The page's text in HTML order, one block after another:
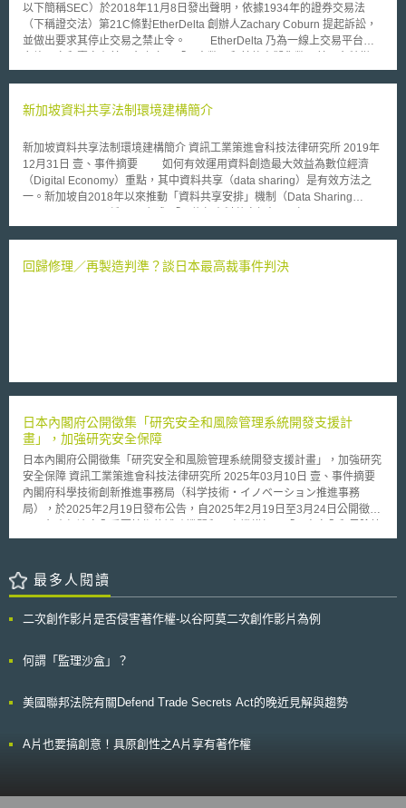
以下簡稱SEC）於2018年11月8日發出聲明，依據1934年的證券交易法
（下稱證交法）第21C條對EtherDelta 創辦人Zachary Coburn 提起訴訟，
並做出要求其停止交易之禁止令。 EtherDelta 乃為一線上交易平台，
有： 提供平台，促成虛擬貨幣交換 EtherDelta之網站提供一線上平台予買
成立之一年半中，其促成了360萬筆訂單。 以智慧合約自動驗證進行交易
易。 提供資訊且對用戶資格未設限 EtherDelta於網站上提供虛擬貨幣之資
訊，以及個別虛擬貨幣之每日交易量，同時於網站上顯示前500筆買方和賣
方之交易資訊，以價格和顏色進行分類。而其對於成為網站用戶之資格並無
限制。 SEC於本案中認為，EtherDelta並未註冊成為證券交易所，卻執
符合證券。由於用戶以金錢購買虛擬貨幣，該金錢投資行為建立共同事業，
判決前利息和罰款。 觀察目前美國對於虛擬貨幣買賣行為之監管，並
無立專法規範，僅以證交法為準則，就個別虛擬貨幣之性質以Howey Test
為檢驗，個案認定是否屬於證券。倘若屬於證券，則對於進行交易之平台課
予證券交易所之責任，而對於虛擬貨幣而言，被認定為證券勢必被課予義務
俾利增加投資人之保障，可能增加公開度及透明度，然其快速籌資之功能亦
可能有所減損，SEC對於虛擬貨幣之監管影響與成效均值得繼續觀察之。另
外，SEC曾於2017年7月25日針對The DAO做出一調查報告，其於報告中
認為證券型之虛擬貨幣需要受到監管，從而本案作為DAO報告之後被裁罰之
虛擬貨幣交易平台首例，有其作為里程碑之重要意義。首先其確立了SEC自
新加坡資料共享法制環境建構簡介
新加坡資料共享法制環境建構簡介 資訊工業策進會科技法律研究所 2019年
12月31日 壹、事件摘要 如何有效運用資料創造最大效益為數位經濟
（Digital Economy）重點，其中資料共享（data sharing）是有效方法之
一。新加坡自2018年以來推動「資料共享安排」機制（Data Sharing
Sharing Framework），建構資料共享環境，帶動國內組織[1]資料經濟發展
（Smart Nation）」以來，即積極鋪設國家數位經濟建設，大數據資料分析
用成本增高並間接造成資料流通產生障礙。因此為因應國家政策與產業需
求，新加坡個人資料保護委員會（Personal Data Protection Commission,
下稱個資委員會）依據個資法第62條所賦予的豁免權（exemption），個人
或組織可在遵循個資委員會訂定的規則下，依照個案給予組織免除個資法部
分規範[4] ，而DSAs機制即是一種[5]。 DSAs是由個資委員會於2018年
設立的沙盒（sandbox）計畫，如組織所進行的共享模式是在特定群體並範
圍具體明確，同時不會造成個人有負面影響等情事，可在不須經個人同意下
進行資料共享[6]。並且，為進一步提升組織與消費者間信任，2019年6月個
Development Authority of Singapore，下稱資通發展局）共同推出「可信
任資料共享框架」指南建議，由政府擔任監管角色，組織只要符合指南建議
下，可以進行個人與商業資料之共享，DSAs機制是共享方法之一。以下簡
境建構 資料來源：新加坡資通發展局 一、新加坡個人資料保護法規範
在沒有個資法第17條所列之例外情形下，依據第14條以下規定，組織如近
個人可隨時撤回同意之權利[7]。 同時組織應根據個人要求，提供近用
命資料保護官（Data Protection Officer, DPO）隨時向大眾提供通暢的個資
聯絡管道，來確保個資透明性與完整性[9]。 在資料保護措施上應有合
回歸修理／再製造判準？談日本最高裁事件判決
日本內閣府公開徵集「研究安全和風險管理系統開發支援計
畫」，加強研究安全保障
日本內閣府公開徵集「研究安全和風險管理系統開發支援計畫」，加強研究
安全保障 資訊工業策進會科技法律研究所 2025年03月10日 壹、事件摘要
內閣府科學技術創新推進事務局（科学技術・イノベーション推進事務
局），於2025年2月19日發布公告，自2025年2月19日至3月24日公開徵集
理系統開發支援計畫」 [1]（研究セキュリティ・インテグリティに関する
究安全之保障。 貳、重點說明 日本曾發生研究者在不知情的情形下與北韓
研究者共著論文而危害研究安全事件，根據日本經濟新聞2024年11月28日
的國際共著論文發表，包含東京大學、名古屋大學等日本五所大學的研究者
聯合國制裁規定，且一名涉及本事件的研究者在論文發表後，仍被任命為國
合G7國家關於研究安全與誠信的政策，內閣府公開徵集負責經濟安全重要
作研究所需的公開資訊，並整合後於2025年出版「研究安全與誠信程序手
冊」（RS/RI に関する手順書）。 所謂經濟安全重要技術，係指《促進特定
最多人閱讀
二次創作影片是否侵害著作權-以谷阿莫二次創作影片為例
何謂「監理沙盒」？
美國聯邦法院有關Defend Trade Secrets Act的晚近見解與趨勢
A片也要搞創意！具原創性之A片享有著作權